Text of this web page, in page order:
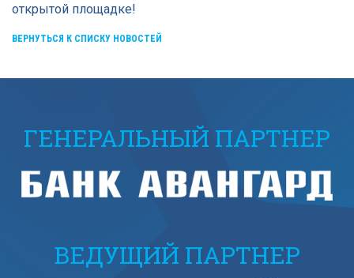
открытой площадке!
ВЕРНУТЬСЯ К СПИСКУ НОВОСТЕЙ
ГЕНЕРАЛЬНЫЙ ПАРТНЕР
ВЕДУЩИЙ ПАРТНЕР